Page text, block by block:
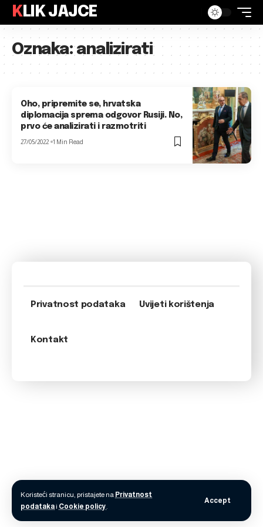
Koristeći stranicu, pristajete na Privatnost
podatakai Cookie policy.
Accept
KLIK JAJCE
Oznaka:analizirati
Oho, pripremite se, hrvatska
diplomacija sprema odgovor Rusiji. No,
prvo će analizirati i razmotriti
27/05/2022 1 Min Read
Privatnost podataka Uvijeti korištenja
Kontakt